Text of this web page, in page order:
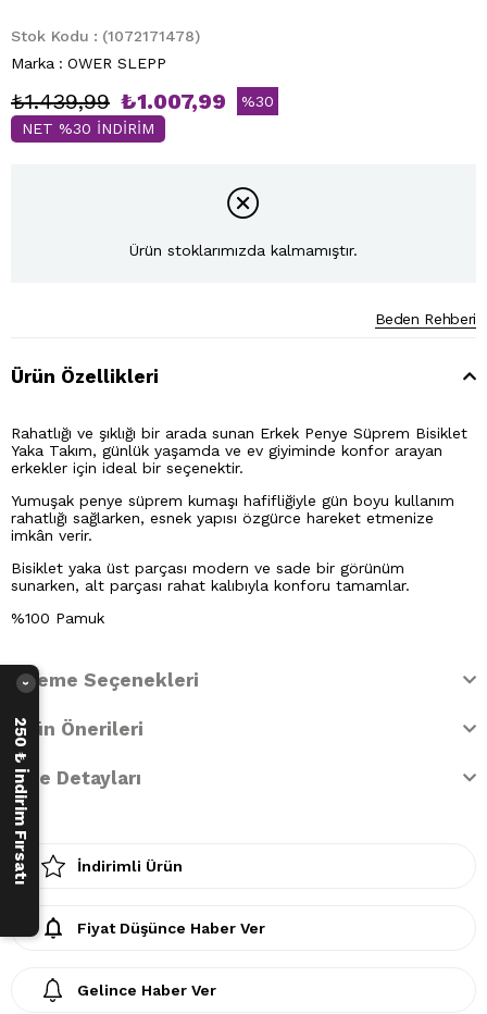
Stok Kodu
(1072171478)
Marka : OWER SLEPP
₺1.439,99 ₺1.007,99 %30
NET %30 İNDİRİM
Ürün stoklarımızda kalmamıştır.
Beden Rehberi
Ürün Özellikleri
Rahatlığı ve şıklığı bir arada sunan Erkek Penye Süprem Bisiklet
Yaka Takım, günlük yaşamda ve ev giyiminde konfor arayan
erkekler için ideal bir seçenektir.
Yumuşak penye süprem kumaşı hafifliğiyle gün boyu kullanım
rahatlığı sağlarken, esnek yapısı özgürce hareket etmenize
imkân verir.
Bisiklet yaka üst parçası modern ve sade bir görünüm
sunarken, alt parçası rahat kalıbıyla konforu tamamlar.
%100 Pamuk
Ödeme Seçenekleri
Ürün Önerileri
İade Detayları
İndirimli Ürün
Fiyat Düşünce Haber Ver
Gelince Haber Ver
250 ₺ İndirim Fırsatı
›